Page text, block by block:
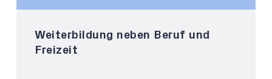
Weiterbildung neben Beruf und
Freizeit